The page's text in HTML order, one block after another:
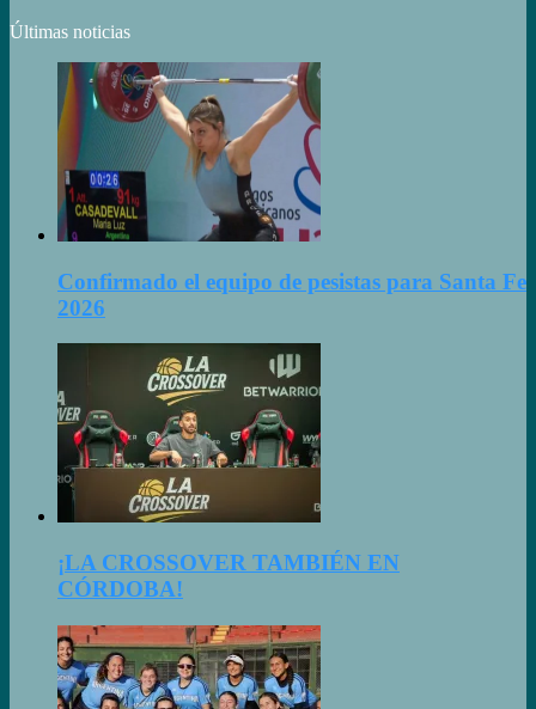
Últimas noticias
Confirmado el equipo de pesistas para Santa Fe
2026
¡LA CROSSOVER TAMBIÉN EN
CÓRDOBA!